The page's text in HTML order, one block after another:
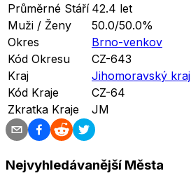
Průměrné Stáří 42.4 let
Muži / Ženy
50.0/50.0%
Okres
Brno-venkov
Kód Okresu
CZ-643
Kraj
Jihomoravský kraj
Kód Kraje
CZ-64
Zkratka Kraje
JM
Nejvyhledávanější Města